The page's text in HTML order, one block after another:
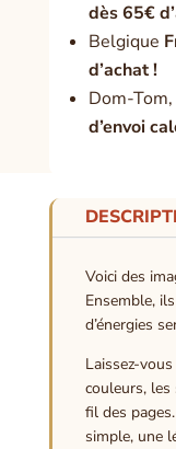
dès 65€
Belgique
d’achat !
Dom-
d’envoi
Voici des
Ensemble,
d’énergies
Laissez-
couleurs, les
fil des
simple, une